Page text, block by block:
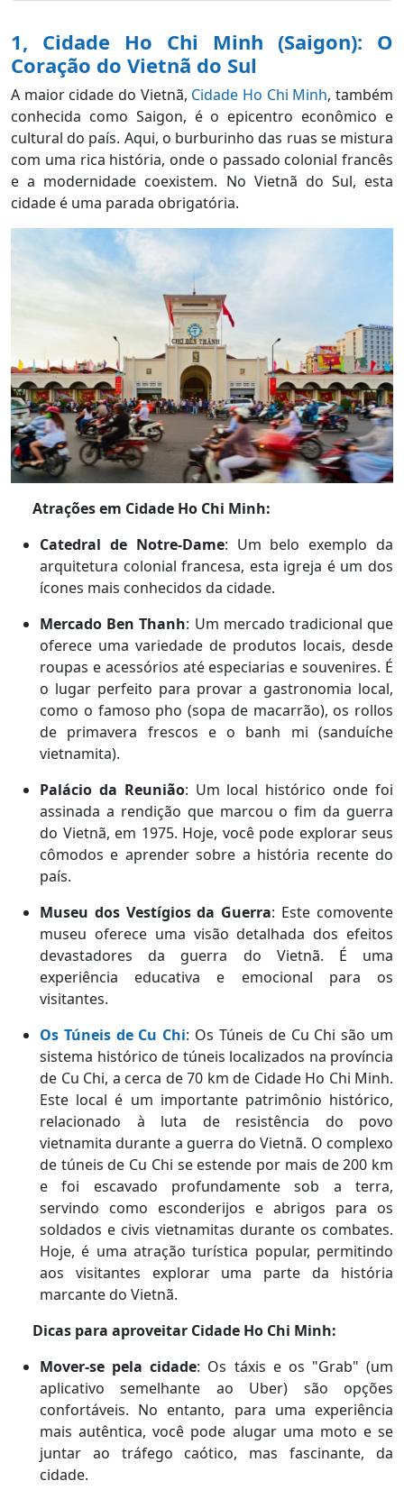
1, Cidade Ho Chi Minh (Saigon): O
Coração do Vietnã do Sul
A maior cidade do Vietnã, Cidade Ho Chi Minh, também
conhecida como Saigon, é o epicentro econômico e
cultural do país. Aqui, o burburinho das ruas se mistura
com uma rica história, onde o passado colonial francês
e a modernidade coexistem. No Vietnã do Sul, esta
cidade é uma parada obrigatória.
Atrações em Cidade Ho Chi Minh:
Catedral de Notre-Dame: Um belo exemplo da
arquitetura colonial francesa, esta igreja é um dos
ícones mais conhecidos da cidade.
Mercado Ben Thanh: Um mercado tradicional que
oferece uma variedade de produtos locais, desde
roupas e acessórios até especiarias e souvenires. É
o lugar perfeito para provar a gastronomia local,
como o famoso pho (sopa de macarrão), os rollos
de primavera frescos e o banh mi (sanduíche
vietnamita).
Palácio da Reunião: Um local histórico onde foi
assinada a rendição que marcou o fim da guerra
do Vietnã, em 1975. Hoje, você pode explorar seus
cômodos e aprender sobre a história recente do
país.
Museu dos Vestígios da Guerra: Este comovente
museu oferece uma visão detalhada dos efeitos
devastadores da guerra do Vietnã. É uma
experiência educativa e emocional para os
visitantes.
Os Túneis de Cu Chi: Os Túneis de Cu Chi são um
sistema histórico de túneis localizados na província
de Cu Chi, a cerca de 70 km de Cidade Ho Chi Minh.
Este local é um importante patrimônio histórico,
relacionado à luta de resistência do povo
vietnamita durante a guerra do Vietnã. O complexo
de túneis de Cu Chi se estende por mais de 200 km
e foi escavado profundamente sob a terra,
servindo como esconderijos e abrigos para os
soldados e civis vietnamitas durante os combates.
Hoje, é uma atração turística popular, permitindo
aos visitantes explorar uma parte da história
marcante do Vietnã.
Dicas para aproveitar Cidade Ho Chi Minh:
Mover-se pela cidade: Os táxis e os "Grab" (um
aplicativo semelhante ao Uber) são opções
confortáveis. No entanto, para uma experiência
mais autêntica, você pode alugar uma moto e se
juntar ao tráfego caótico, mas fascinante, da
cidade.